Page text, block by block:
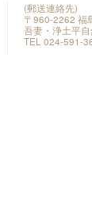
(郵送連絡先)
〒960-2262 福
吾妻・浄土平
TEL 024-591-